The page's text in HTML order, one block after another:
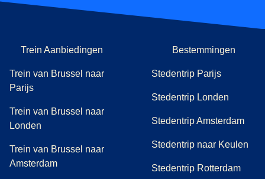
Trein Aanbiedingen
Trein van Brussel naar
Parijs
Trein van Brussel naar
Londen
Trein van Brussel naar
Amsterdam
Bestemmingen
Stedentrip Parijs
Stedentrip Londen
Stedentrip Amsterdam
Stedentrip naar Keulen
Stedentrip Rotterdam